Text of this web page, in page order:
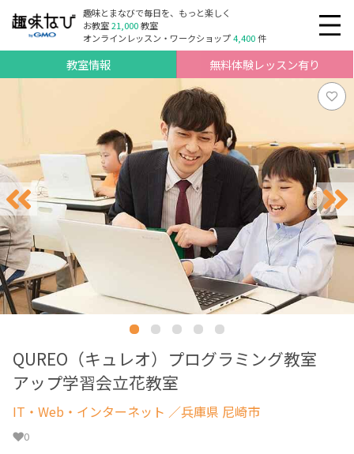
趣味とまなびで毎日を、もっと楽しく
お教室21,000教室
オンラインレッスン・ワークショップ4,400件
教室情報 無料体験レッスン有り
QUREO（キュレオ）プログラミング教室
アップ学習会立花教室
IT・Web・インターネット ／兵庫県 尼崎市
0